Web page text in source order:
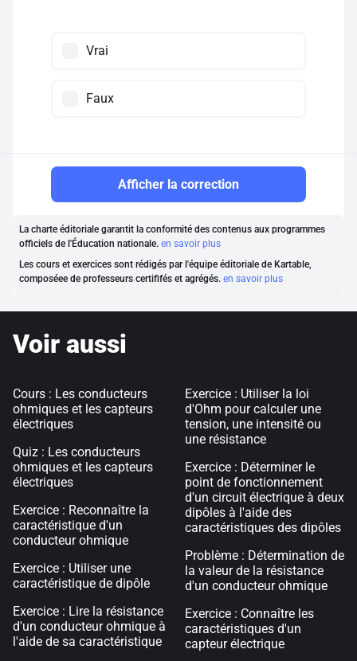
Vrai
Faux
Afficher la correction
La charte éditoriale garantit la conformité des contenus aux programmes
officiels de l'Éducation nationale. en savoir plus
Les cours et exercices sont rédigés par l'équipe éditoriale de Kartable,
composéee de professeurs certififés et agrégés. en savoir plus
Voir aussi
Cours : Les conducteurs
ohmiques et les capteurs
électriques
Quiz : Les conducteurs
ohmiques et les capteurs
électriques
Exercice : Reconnaître la
caractéristique d'un
conducteur ohmique
Exercice : Utiliser une
caractéristique de dipôle
Exercice : Lire la résistance
d'un conducteur ohmique à
l'aide de sa caractéristique
Exercice : Utiliser la loi
d'Ohm pour calculer une
tension, une intensité ou
une résistance
Exercice : Déterminer le
point de fonctionnement
d'un circuit électrique à deux
dipôles à l'aide des
caractéristiques des dipôles
Problème : Détermination de
la valeur de la résistance
d'un conducteur ohmique
Exercice : Connaître les
caractéristiques d'un
capteur électrique